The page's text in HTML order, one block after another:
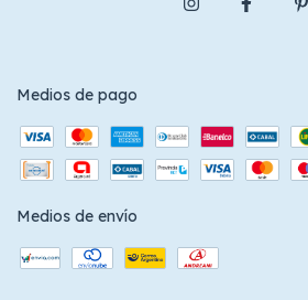
Medios de pago
Medios de envío